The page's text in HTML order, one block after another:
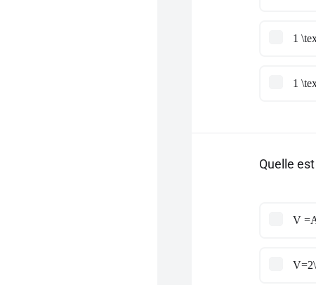
1
1
Quelle
V